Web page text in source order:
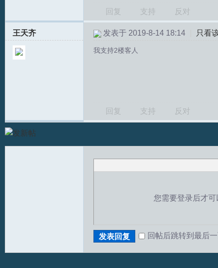
R
S
回复 支持 反对
王天齐 发表于 2019-8-14 18:14 只看
我支持2楼客人
回复 支持 反对
您需要登录后才
发表回复 回帖后跳转到最后